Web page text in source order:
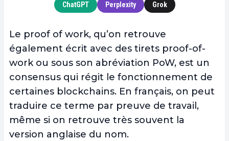
ChatGPT Perplexity Grok
Le proof of work, qu’on retrouve
également écrit avec des tirets proof-of-
work ou sous son abréviation PoW, est un
consensus qui régit le fonctionnement de
certaines blockchains. En français, on peut
traduire ce terme par preuve de travail,
même si on retrouve très souvent la
version anglaise du nom.